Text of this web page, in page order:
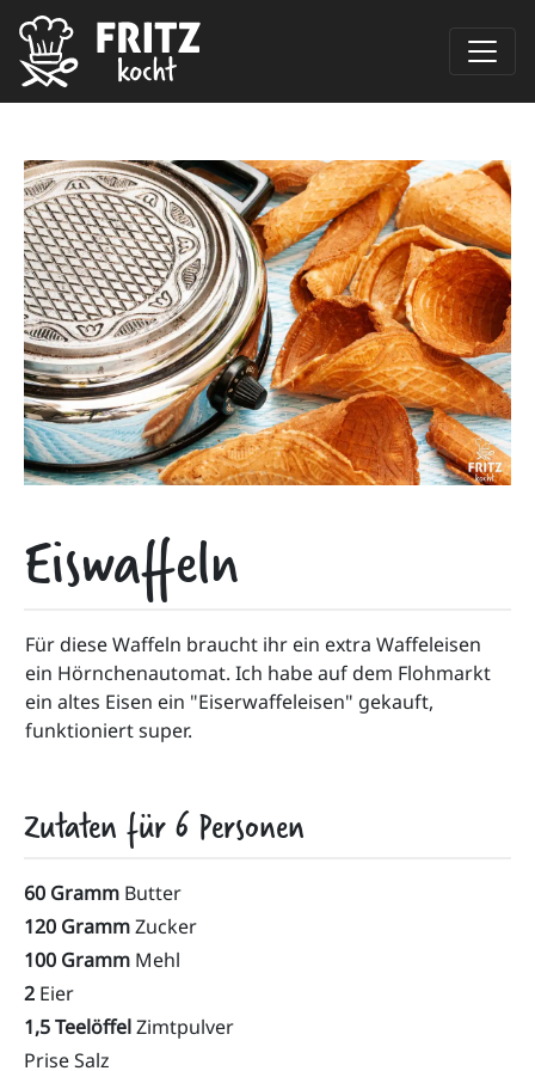
Eiswaffeln
Für diese Waffeln braucht ihr ein extra Waffeleisen
ein Hörnchenautomat. Ich habe auf dem Flohmarkt
ein altes Eisen ein "Eiserwaffeleisen" gekauft,
funktioniert super.
Zutaten für6Personen
60 Gramm Butter
120 GrammZucker
100 Gramm Mehl
2 Eier
1,5 TeelöffelZimtpulver
Prise Salz